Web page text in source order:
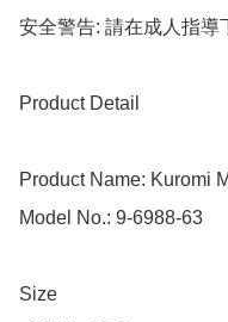
安全警告: 請在成人指導
Product Detail
Product Name: Kuromi
Model No.: 9-6988-63
Size